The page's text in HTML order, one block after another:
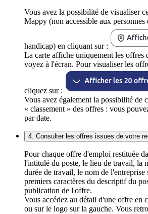
Vous avez la possibilité de visualiser
Mappy (non accessible aux personnes
handicap) en cliquant sur :
La carte affiche uniquement les offres
voyez à l'écran. Pour visualiser les
cliquez sur :
Vous avez également la possibilité de
« classement » des offres : vous
par date.
4. Consulter les offres issues de votre
Pour chaque offre d'emploi restituée
l'intitulé du poste, le lieu de travail, la
durée de travail, le nom de l'entreprise
premiers caractères du descriptif du
publication de l'offre.
Vous accédez au détail d'une offre en
ou sur le logo sur la gauche. Vous